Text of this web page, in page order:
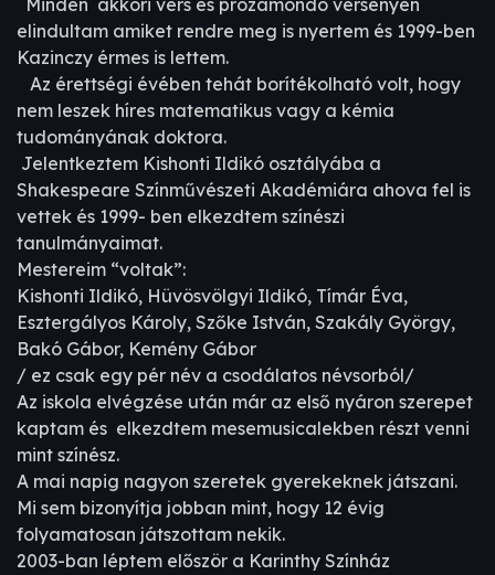
Minden akkori vers és prózamondó versenyen
elindultam amiket rendre meg is nyertem és 1999-ben
Kazinczy érmes is lettem.
Az érettségi évében tehát borítékolható volt, hogy
nem leszek híres matematikus vagy a kémia
tudományának doktora.
Jelentkeztem Kishonti Ildikó osztályába a
Shakespeare Színművészeti Akadémiára ahova fel is
vettek és 1999- ben elkezdtem színészi
tanulmányaimat.
Mestereim “voltak”:
Kishonti Ildikó, Hüvösvölgyi Ildikó, Tímár Éva,
Esztergályos Károly, Szőke István, Szakály György,
Bakó Gábor, Kemény Gábor
/ ez csak egy pér név a csodálatos névsorból/
Az iskola elvégzése után már az első nyáron szerepet
kaptam és elkezdtem mesemusicalekben részt venni
mint színész.
A mai napig nagyon szeretek gyerekeknek játszani.
Mi sem bizonyítja jobban mint, hogy 12 évig
folyamatosan játszottam nekik.
2003-ban léptem először a Karinthy Színház